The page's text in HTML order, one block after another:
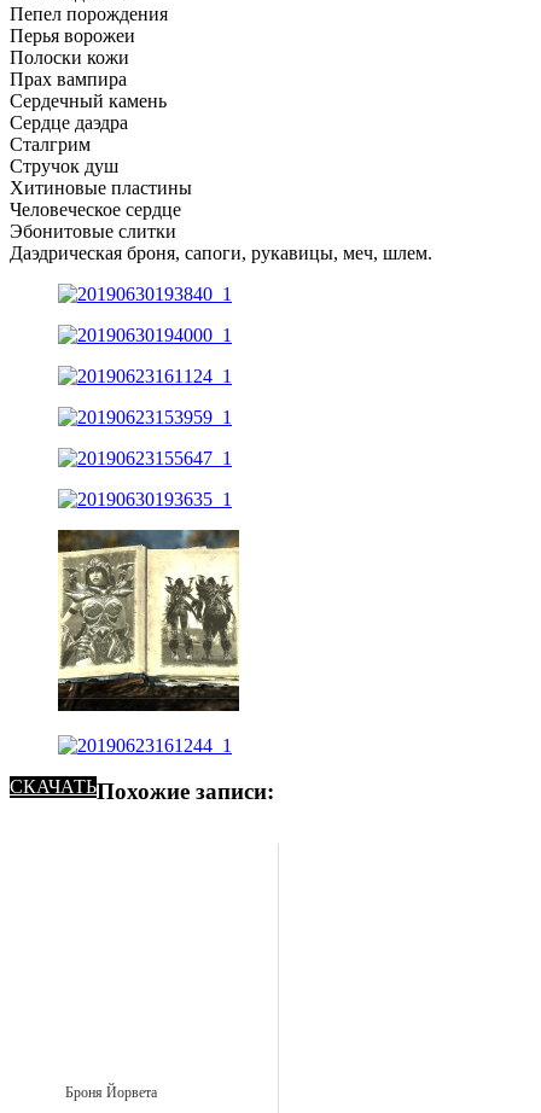
Пепел порождения
Перья ворожеи
Полоски кожи
Прах вампира
Сердечный камень
Сердце даэдра
Сталгрим
Стручок душ
Хитиновые пластины
Человеческое сердце
Эбонитовые слитки
Даэдрическая броня, сапоги, рукавицы, меч, шлем.
СКАЧАТЬПохожие записи:
Броня Йорвета